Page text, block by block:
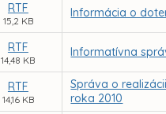
RTF
15,2 KB
Informácia o
RTF
14,48 KB
Informatívna
RTF
14,16 KB
Správa o
roka 2010